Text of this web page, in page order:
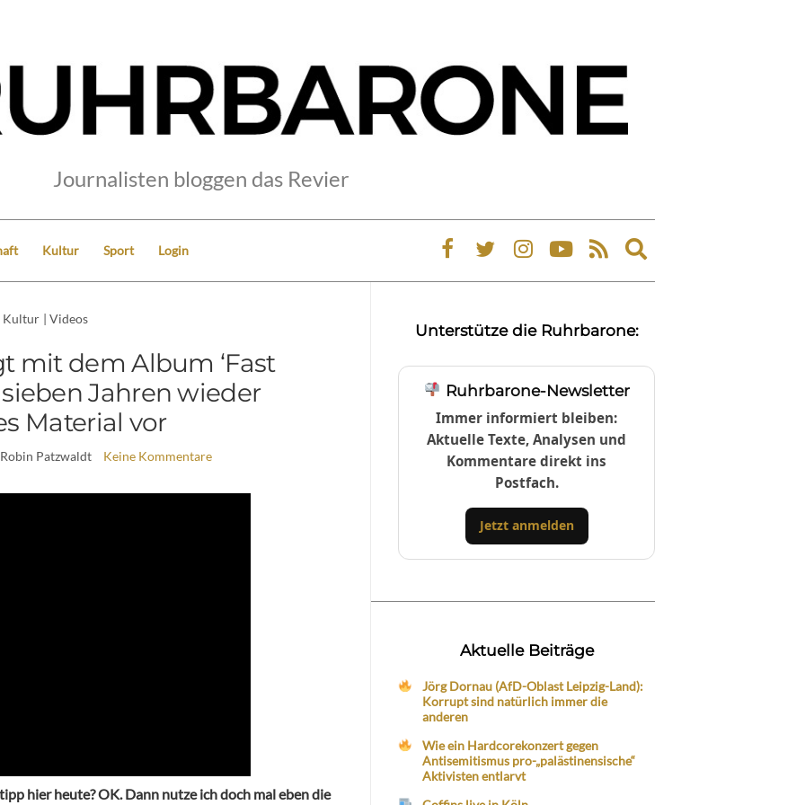
Journalisten bloggen das Revier
Kultur Sport Login
Expand
search
Kultur | Videos
mit dem Album ‘Fast
Jahren wieder
Material vor
Patzwaldt Keine Kommentare
hier heute? OK. Dann nutze ich doch mal eben die
Unterstütze die Ruhrbarone:
Ruhrbarone-Newsletter
Immer informiert bleiben:
Aktuelle Texte, Analysen und
Kommentare direkt ins
Postfach.
Jetzt anmelden
Aktuelle Beiträge
Jörg Dornau (AfD-Oblast Leipzig-Land):
Korrupt sind natürlich immer die
anderen
Wie ein Hardcorekonzert gegen
Antisemitismus pro-„palästinensische“
Aktivisten entlarvt